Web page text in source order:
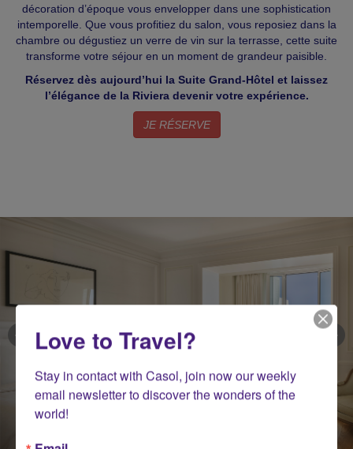
décoration d’époque vous envelopper dans une sophistication
intemporelle. Que vous profitiez du salon, vous reposiez dans la
chambre ou dégustiez un verre de vin sur la terrasse, cette suite
transforme votre séjour en un moment de grandeur paisible.
Réservez dès aujourd’hui la Suite Grand-Hôtel et laissez
l’élégance de la Riviera devenir votre expérience.
JE RÉSERVE
Love to Travel?
Stay in contact with Casol, join now our weekly
email newsletter to discover the wonders of the
world!